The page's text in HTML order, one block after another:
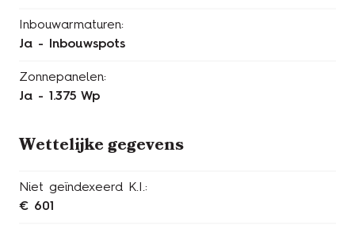
Inbouwarmaturen:
Ja - Inbouwspots
Zonnepanelen:
Ja - 1.375 Wp
Wettelijke gegevens
Niet geïndexeerd K.I.:
€ 601